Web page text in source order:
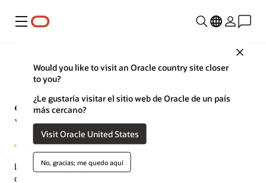
Menú
Would you like to visit an Oracle country site closer
to you?
¿Le gustaría visitar el sitio web de Oracle de un país
más cercano?
Visit Oracle United States
No, gracias; me quedo aquí
¿Qué es la activación de
ventas?
La activación de ventas es el conjunto de herramientas y
contenidos que se facilitan a los equipos de ventas para